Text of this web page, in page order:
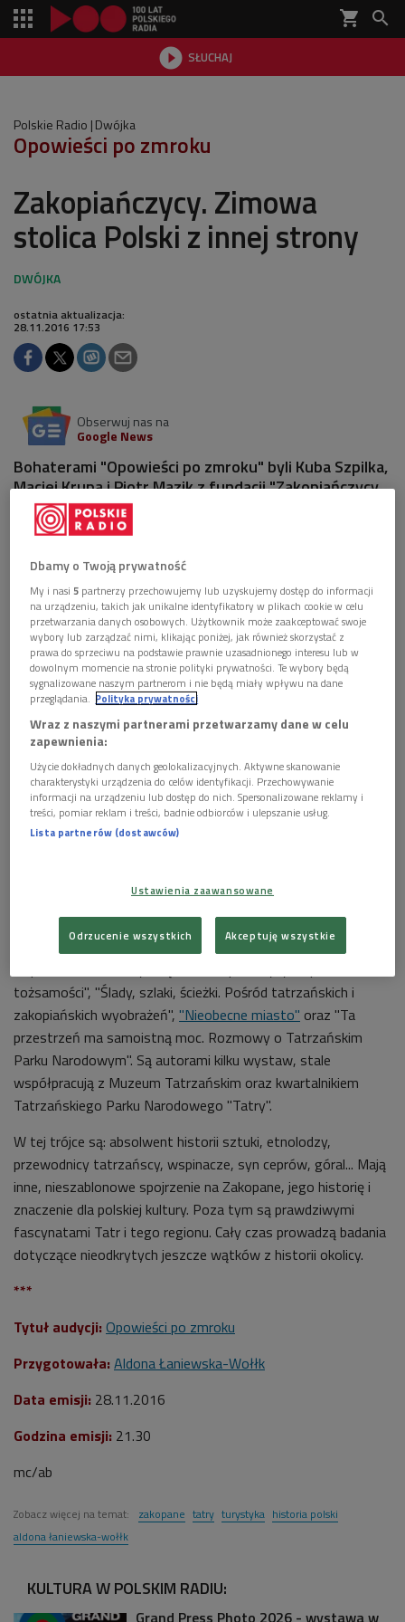
shopping_cart 
 SŁUCHAJ

Polskie Radio Dwójka
Opowieści po zmroku
Zakopiańczycy. Zimowa
stolica Polski z innej strony
ostatnia aktualizacja:
28.11.2016 17:53
Obserwuj nas na
Google News
Bohaterami "Opowieści po zmroku" byli Kuba Szpilka,
Maciej Krupa i Piotr Mazik z fundacji "Zakopiańczycy.
W poszukiwaniu tożsamości".
 30'00 
Zakopiańczycy. Zimowa stolica Polski z innej
strony (Opowieści po zmroku/Dwójka)
Widok Zakopanego na pocztówce z 1916 r. Foto: wikimedia/domena
tożsamości", "Ślady, szlaki, ścieżki. Pośród tatrzańskich i
zakopiańskich wyobrażeń", "Nieobecne miasto" oraz "Ta
przestrzeń ma samoistną moc. Rozmowy o Tatrzańskim
Parku Narodowym". Są autorami kilku wystaw, stale
współpracują z Muzeum Tatrzańskim oraz kwartalnikiem
Tatrzańskiego Parku Narodowego "Tatry".
W tej trójce są: absolwent historii sztuki, etnolodzy,
przewodnicy tatrzańscy, wspinacze, syn ceprów, góral... Mają
inne, nieszablonowe spojrzenie na Zakopane, jego historię i
znaczenie dla polskiej kultury. Poza tym są prawdziwymi
fascynatami Tatr i tego regionu. Cały czas prowadzą badania
dotyczące nieodkrytych jeszcze wątków z historii okolicy.
***
Tytuł audycji: Opowieści po zmroku
Przygotowała: Aldona Łaniewska-Wołłk
Data emisji: 28.11.2016
Godzina emisji: 21.30
mc/ab
Zobacz więcej na temat: zakopane tatry turystyka historia polski
aldona łaniewska-wołłk
KULTURA W POLSKIM RADIU:
Grand Press Photo 2026 - wystawa w
Dbamy o Twoją prywatność
My i nasi5 partnerzy przechowujemy lub uzyskujemy dostęp do informacji
na urządzeniu, takich jak unikalne identyfikatory w plikach cookie w celu
przetwarzania danych osobowych. Użytkownik może zaakceptować swoje
wybory lub zarządzać nimi, klikając poniżej, jak również skorzystać z
prawa do sprzeciwu na podstawie prawnie uzasadnionego interesu lub w
dowolnym momencie na stronie polityki prywatności. Te wybory będą
sygnalizowane naszym partnerom i nie będą miały wpływu na dane
przeglądania. Polityka prywatności
Wraz z naszymi partnerami przetwarzamy dane w celu
zapewnienia:
Użycie dokładnych danych geolokalizacyjnych. Aktywne skanowanie
charakterystyki urządzenia do celów identyfikacji. Przechowywanie
informacji na urządzeniu lub dostęp do nich. Spersonalizowane reklamy i
treści, pomiar reklam i treści, badnie odbiorców i ulepszanie usług.
Lista partnerów (dostawców)
Ustawienia zaawansowane
Odrzucenie wszystkich Akceptuję wszystkie